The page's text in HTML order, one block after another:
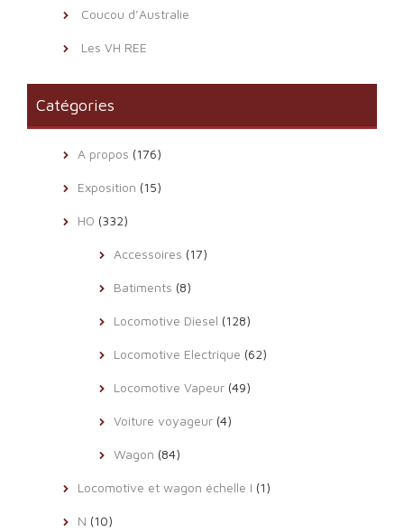
Coucou d’Australie
Les VH REE
Catégories
A propos (176)
Exposition (15)
HO (332)
Accessoires (17)
Batiments (8)
Locomotive Diesel (128)
Locomotive Electrique (62)
Locomotive Vapeur (49)
Voiture voyageur (4)
Wagon (84)
Locomotive et wagon échelle I (1)
N (10)